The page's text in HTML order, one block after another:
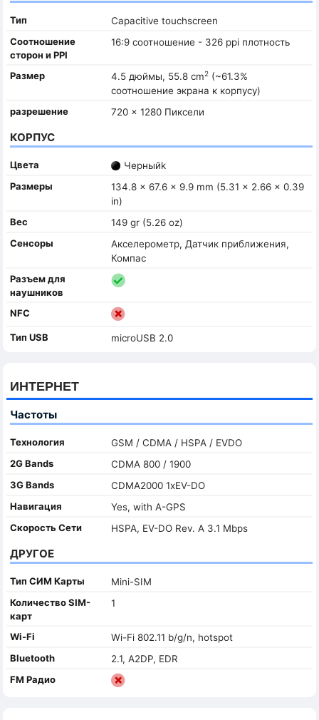
Тип
Capacitive touchscreen
Соотношение
сторон и PPI
16:9 соотношение - 326 ppi плотность
Размер 4.5 дюймы, 55.8 cm2(~61.3%
соотношение экрана к корпусу)
разрешение
720 x 1280 Пиксели
КОРПУС
Цвета
Черныйk
Размеры
134.8 x 67.6 x 9.9 mm (5.31 x 2.66 x 0.39
in)
Вес
149 gr (5.26 oz)
Сенсоры
Акселерометр, Датчик приближения,
Компас
Разъем для
наушников
NFC
Тип USB microUSB 2.0
ИНТЕРНЕТ
Частоты
Технология
GSM / CDMA / HSPA / EVDO
2G Bands
CDMA 800 / 1900
3G Bands
CDMA2000 1xEV-DO
Навигация
Yes, with A-GPS
Скорость Сети
HSPA, EV-DO Rev. A 3.1 Mbps
ДРУГОЕ
Тип СИМ Карты
Mini-SIM
Количество SIM-
карт
1
Wi-Fi
Wi-Fi 802.11 b/g/n, hotspot
Bluetooth
2.1, A2DP, EDR
FM Радио